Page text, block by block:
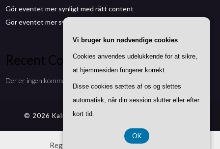
Gör eventet mer synligt med rätt content
Gör eventet mer synligt med rätt content
Recent Comments
Der er ingen kommentarer at vise.
© 2026 Kalmarmedia.se
Registreringsnummer DK-37407739
Vi bruger kun nødvendige cookies
Cookies anvendes udelukkende for at sikre,
at hjemmesiden fungerer korrekt.
Disse cookies sættes af os og slettes
automatisk, når din session slutter eller efter
kort tid.
OK